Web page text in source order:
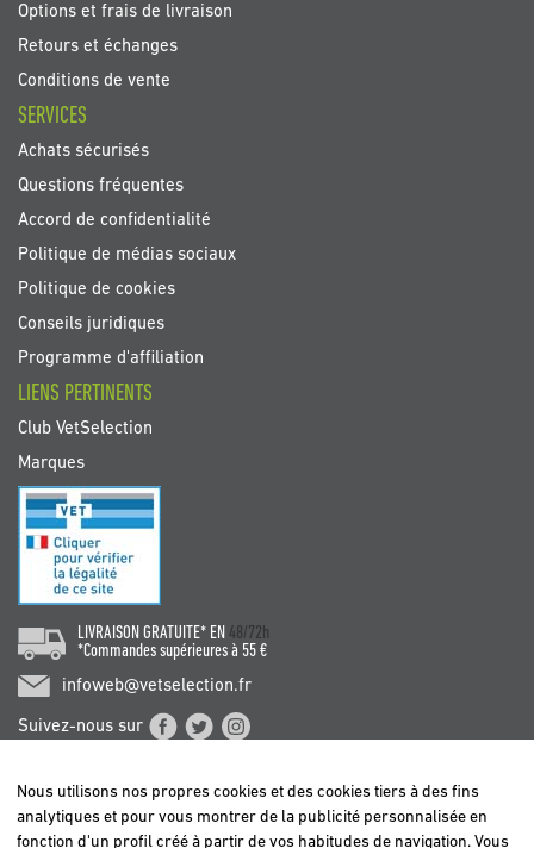
Options et frais de livraison
Retours et échanges
Conditions de vente
SERVICES
Achats sécurisés
Questions fréquentes
Accord de confidentialité
Politique de médias sociaux
Politique de cookies
Conseils juridiques
Programme d'affiliation
LIENS PERTINENTS
Club VetSelection
Marques
LIVRAISON GRATUITE* EN 48/72h
*Commandes supérieures à 55 €
infoweb@vetselection.fr
Suivez-nous sur
Nous utilisons nos propres cookies et des cookies tiers à des fins
analytiques et pour vous montrer de la publicité personnalisée en
fonction d'un profil créé à partir de vos habitudes de navigation. Vous